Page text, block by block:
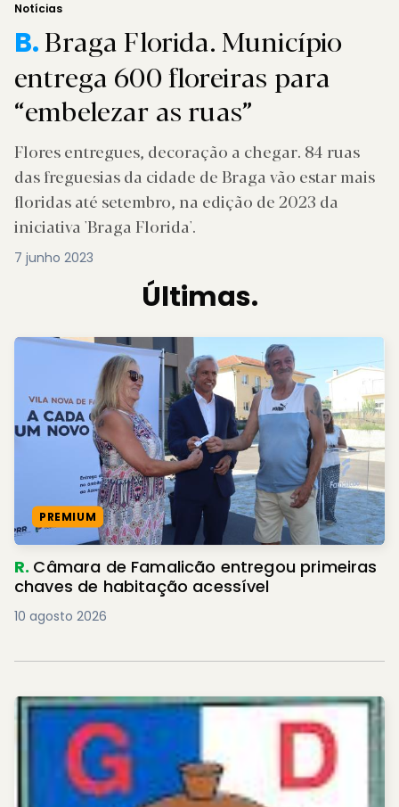
Notícias
B.Braga Florida. Município
entrega 600 floreiras para
“embelezar as ruas”
Flores entregues, decoração a chegar. 84 ruas
das freguesias da cidade de Braga vão estar mais
floridas até setembro, na edição de 2023 da
iniciativa 'Braga Florida'.
7 junho 2023
Últimas.
PREMIUM
R. Câmara de Famalicão entregou primeiras
chaves de habitação acessível
10 agosto 2026